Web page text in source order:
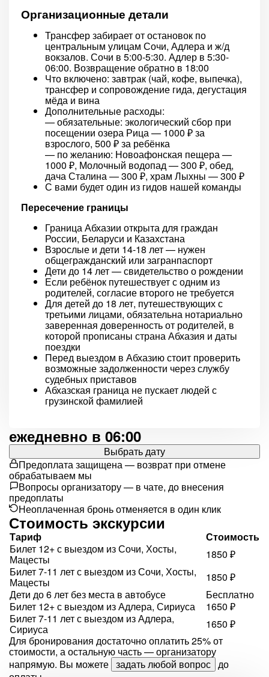
Организационные детали
Трансфер забирает от остановок по
центральным улицам Сочи, Адлера и ж/д
вокзалов. Сочи в 5:00-5:30. Адлер в 5:30-
06:00. Возвращение обратно в 18:00
Что включено: завтрак (чай, кофе, выпечка),
трансфер и сопровождение гида, дегустация
мёда и вина
Дополнительные расходы:
— обязательные: экологический сбор при
посещении озера Рица — 1000 ₽ за
взрослого, 500 ₽ за ребёнка
— по желанию: Новоафонская пещера —
1000 ₽, Молочный водопад — 300 ₽, обед,
дача Сталина — 300 ₽, храм Лыхны — 300 ₽
С вами будет один из гидов нашей команды
Пересечение границы
Граница Абхазии открыта для граждан
России, Беларуси и Казахстана
Взрослые и дети 14-18 лет — нужен
общегражданский или загранпаспорт
Дети до 14 лет — свидетельство о рождении
Если ребёнок путешествует с одним из
родителей, согласие второго не требуется
Для детей до 18 лет, путешествующих с
третьими лицами, обязательна нотариально
заверенная доверенность от родителей, в
которой прописаны страна Абхазия и даты
поездки
Перед выездом в Абхазию стоит проверить
возможные задолженности через службу
судебных приставов
Абхазская граница не пускает людей с
грузинской фамилией
ежедневно в 06:00
Выбрать дату
Предоплата защищена — возврат при отмене
обрабатываем мы
Вопросы организатору — в чате, до внесения
предоплаты
Неоплаченная бронь отменяется в один клик
Стоимость экскурсии
Тариф
Стоимость
Билет 12+ с выездом из Сочи, Хосты,
Мацесты
1850 ₽
Билет 7-11 лет с выездом из Сочи, Хосты,
Мацесты
1850 ₽
Дети до 6 лет без места в автобусе
Бесплатно
Билет 12+ с выездом из Адлера, Сириуса
1650 ₽
Билет 7-11 лет с выездом из Адлера,
Сириуса
1650 ₽
Для бронирования достаточно оплатить 25% от
стоимости, а остальную часть — организатору
напрямую. Вы можете задать любой вопрос до